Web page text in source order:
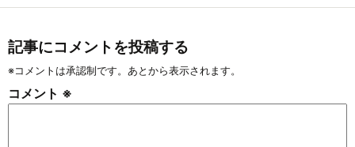
記事にコメントを投稿する
※コメントは承認制です。あとから表示されます。
コメント ※